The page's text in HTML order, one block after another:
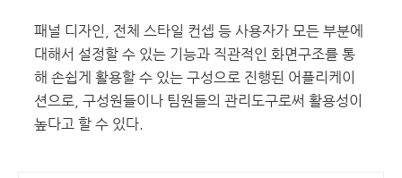
패널 디자인, 전체 스타일 컨셉 등 사용자가 모든 부분에
대해서 설정할 수 있는 기능과 직관적인 화면구조를 통
해 손쉽게 활용할 수 있는 구성으로 진행된 어플리케이
션으로, 구성원들이나 팀원들의 관리도구로써 활용성이
높다고 할 수 있다.